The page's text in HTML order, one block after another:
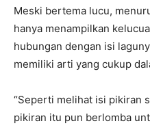
Meski bertema lucu,
hanya menampilkan
hubungan dengan isi
memiliki arti yang cukup
“Seperti melihat isi pikiran
pikiran itu pun berlomba